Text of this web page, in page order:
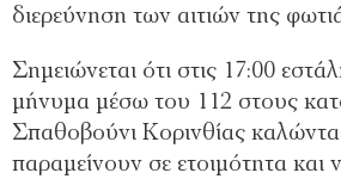
διερεύνηση των αιτιών της
Σημειώνεται ότι στις 17:00
μήνυμα μέσω του 112 στους
Σπαθοβούνι Κορινθίας
παραμείνουν σε ετοιμότητα και